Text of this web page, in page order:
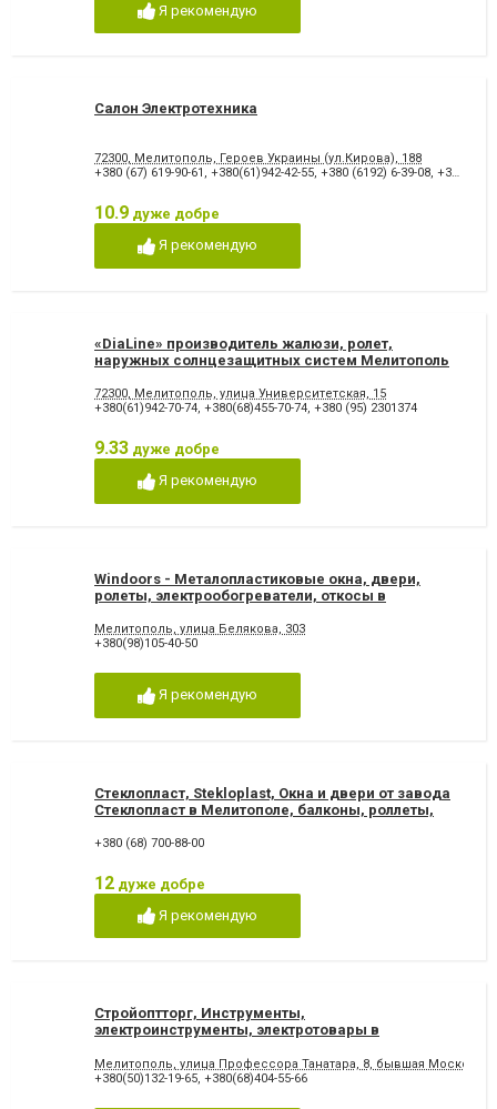
Я рекомендую
Салон Электротехника
72300, Мелитополь, Героев Украины (ул.Кирова), 188
+380 (67) 619-90-61 , +380(61)942-42-55, +380 (6192) 6-39-08, +380 (6192) 42-66-99 факс
10.9 дуже добре
Я рекомендую
«DiaLine» производитель жалюзи, ролет,
наружных солнцезащитных систем Мелитополь
72300, Мелитополь, улица Университетская, 15
+380(61)942-70-74, +380(68)455-70-74, +380 (95) 2301374
9.33 дуже добре
Я рекомендую
Windoors - Металопластиковые окна, двери,
ролеты, электрообогреватели, откосы в
Мелитополь, улица Белякова, 303
+380(98)105-40-50
Я рекомендую
Стеклопласт, Stekloplast, Окна и двери от завода
Стеклопласт в Мелитополе, балконы, роллеты,
+380 (68) 700-88-00
12 дуже добре
Я рекомендую
Стройоптторг, Инструменты,
электроинструменты, электротовары в
Мелитополь, улица Профессора Танатара, 8, бывшая
+380(50)132-19-65 +380(68)404-55-66